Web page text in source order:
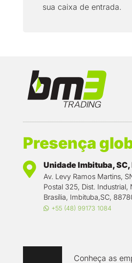
sua caixa de entrada.
Presença
Unidade Imbituba,
Av. Levy Ramos Martins,
Postal 325, Dist. Industrial,
Brasília, Imbituba,SC,
+55 (48) 99173 1084
Conheça as